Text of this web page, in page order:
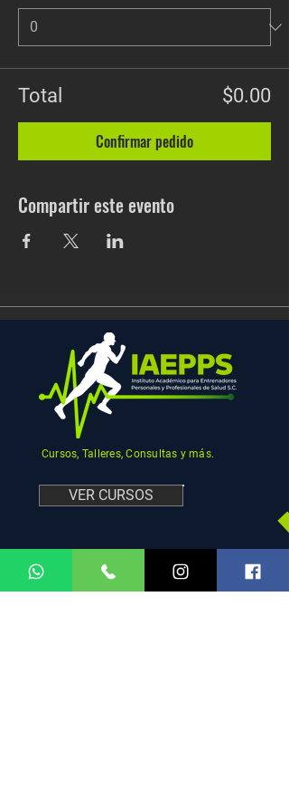
Total $0.00
Confirmar pedido
Compartir este evento
Cursos, Talleres, Consultas y más.
VER CURSOS
MENU
REDES